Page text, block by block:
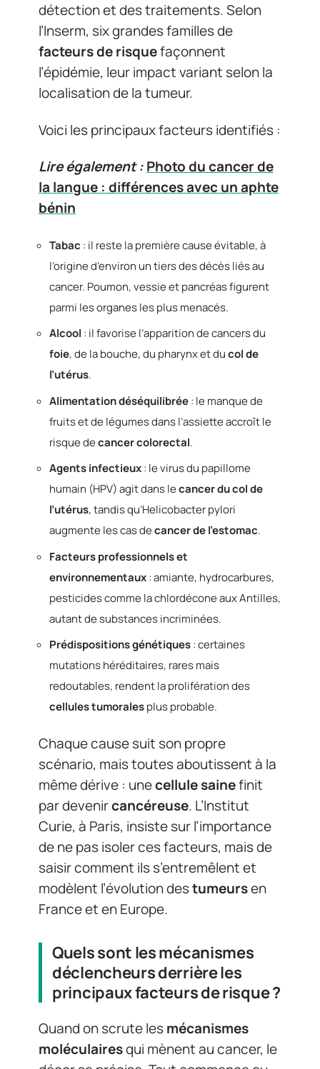
détection et des traitements. Selon
l’Inserm, six grandes familles de
facteurs de risquefaçonnent
l’épidémie, leur impact variant selon la
localisation de la tumeur.
Voici les principaux facteurs identifiés :
Lire également :Photo du cancer de
la langue : différences avec un aphte
bénin
Tabac : il reste la première cause évitable, à
l’origine d’environ un tiers des décès liés au
cancer. Poumon, vessie et pancréas figurent
parmi les organes les plus menacés.
Alcool : il favorise l’apparition de cancers du
foie, de la bouche, du pharynx et ducol de
l’utérus.
Alimentation déséquilibrée: le manque de
fruits et de légumes dans l’assiette accroît le
risque decancer colorectal.
Agents infectieux: le virus du papillome
humain (HPV) agit dans lecancer du col de
l’utérus, tandis qu’Helicobacter pylori
augmente les cas decancer de l’estomac.
Facteurs professionnels et
environnementaux: amiante, hydrocarbures,
pesticides comme la chlordécone aux Antilles,
autant de substances incriminées.
Prédispositions génétiques: certaines
mutations héréditaires, rares mais
redoutables, rendent la prolifération des
cellules tumoralesplus probable.
Chaque cause suit son propre
scénario, mais toutes aboutissent à la
même dérive : unecellule sainefinit
par devenircancéreuse. L’Institut
Curie, à Paris, insiste sur l’importance
de ne pas isoler ces facteurs, mais de
saisir comment ils s’entremêlent et
modèlent l’évolution destumeursen
France et en Europe.
Quels sont les mécanismes
déclencheurs derrière les
principaux facteurs de risque ?
Quand on scrute lesmécanismes
moléculairesqui mènent au cancer, le